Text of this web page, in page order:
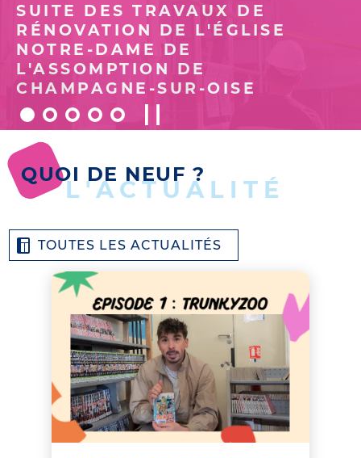
SUITE DES TRAVAUX DE
RÉNOVATION DE L'ÉGLISE
NOTRE-DAME DE
L'ASSOMPTION DE
CHAMPAGNE-SUR-OISE
QUOI DE NEUF ?
L'ACTUALITÉ
TOUTES LES ACTUALITÉS